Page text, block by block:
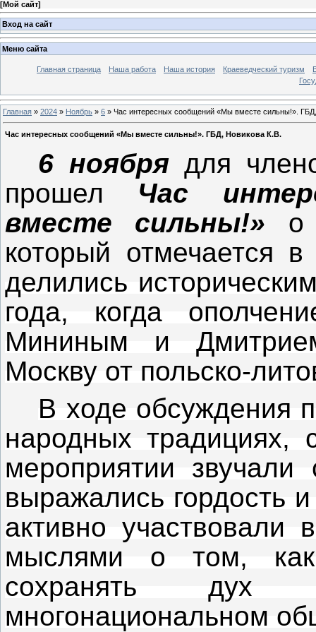
[Мой сайт]
Вход на сайт
Меню сайта
Главная страница Наша работа Наша история Краеведческий туризм
Главная » 2024 » Ноябрь » 6 » Час интересных сообщений «Мы вместе сильны!».
Час интересных сообщений «Мы вместе сильны!». ГБД, Новикова К.В.
6 ноябрядля
прошел Час
вместе сильны!» о
который отмечается
делились
года, когда
Мининым и
Москву от польско-
В ходе обсуждения
народных
мероприятии
выражались гордость
активно участвовали
мыслями о том,
сохранять
многонациональном